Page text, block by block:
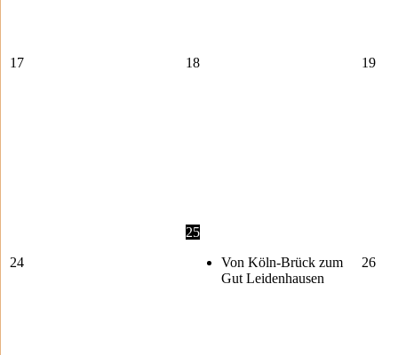
17 18 19
24
25
Von Köln-Brück zum
Gut Leidenhausen
26